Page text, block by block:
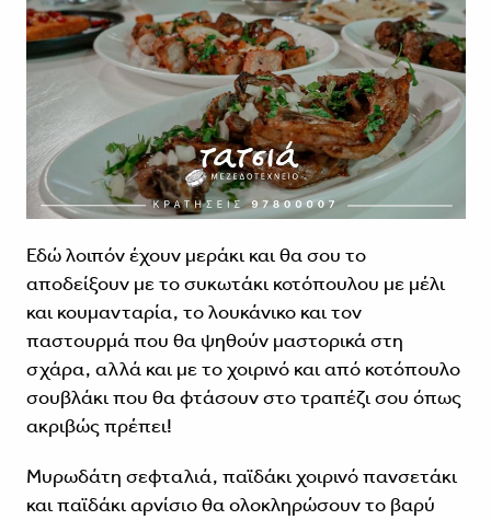
Εδώ λοιπόν έχουν μεράκι και θα σου το
αποδείξουν με το συκωτάκι κοτόπουλου με μέλι
και κουμανταρία, το λουκάνικο και τον
παστουρμά που θα ψηθούν μαστορικά στη
σχάρα, αλλά και με το χοιρινό και από κοτόπουλο
σουβλάκι που θα φτάσουν στο τραπέζι σου όπως
ακριβώς πρέπει!
Μυρωδάτη σεφταλιά, παϊδάκι χοιρινό πανσετάκι
και παϊδάκι αρνίσιο θα ολοκληρώσουν το βαρύ